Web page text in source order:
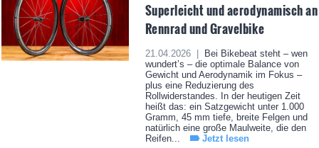
Superleicht und aerodynamisch an
Rennrad und Gravelbike
21.04.2026 |
Bei Bikebeat steht – wen
wundert’s – die optimale Balance von
Gewicht und Aerodynamik im Fokus –
plus eine Reduzierung des
Rollwiderstandes. In der heutigen Zeit
heißt das: ein Satzgewicht unter 1.000
Gramm, 45 mm tiefe, breite Felgen und
natürlich eine große Maulweite, die den
Reifen...
Jetzt lesen